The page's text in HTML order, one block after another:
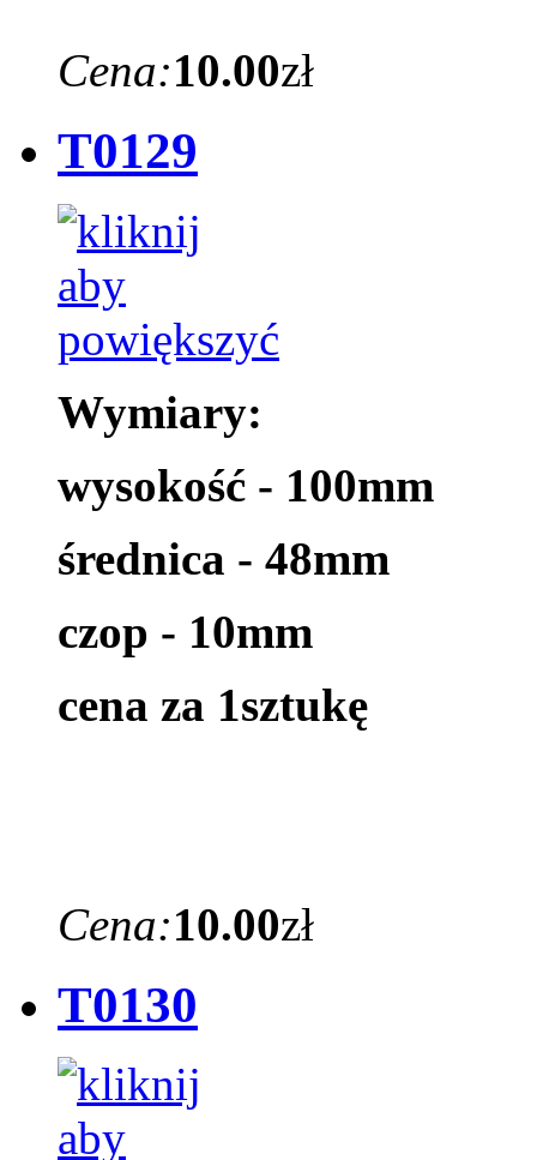
Cena:10.00zł
T0129
Wymiary:
wysokość - 100mm
średnica - 48mm
czop - 10mm
cena za 1sztukę
Cena:10.00zł
T0130